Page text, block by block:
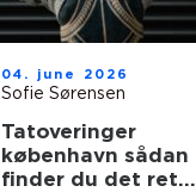
04. june 2026
Sofie Sørensen
Tatoveringer
københavn sådan
finder du det rette